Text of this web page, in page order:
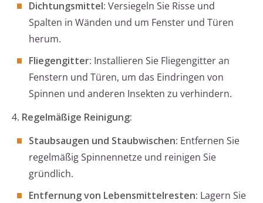
Dichtungsmittel: Versiegeln Sie Risse und
Spalten in Wänden und um Fenster und Türen
herum.
Fliegengitter: Installieren Sie Fliegengitter an
Fenstern und Türen, um das Eindringen von
Spinnen und anderen Insekten zu verhindern.
4. Regelmäßige Reinigung:
Staubsaugen und Staubwischen: Entfernen Sie
regelmäßig Spinnennetze und reinigen Sie
gründlich.
Entfernung von Lebensmittelresten: Lagern Sie